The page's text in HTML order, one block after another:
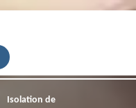
Isolation de